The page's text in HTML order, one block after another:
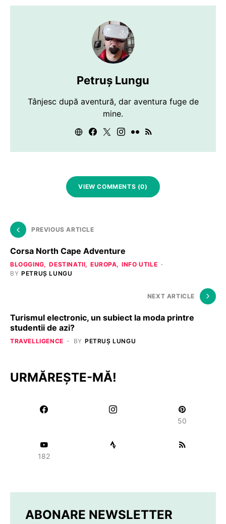
Petruș Lungu
Tânjesc după aventură, dar aventura fuge de
mine.
VIEW COMMENTS (0)
PREVIOUS ARTICLE
Corsa North Cape Adventure
BLOGGING DESTINATII EUROPA
INFO UTILE
BY PETRUȘ LUNGU
NEXT ARTICLE
Turismul electronic, un subiect la moda printre
studentii de azi?
TRAVELLIGENCE BY PETRUȘ LUNGU
URMĂREȘTE-MĂ!
50
182
ABONARE NEWSLETTER